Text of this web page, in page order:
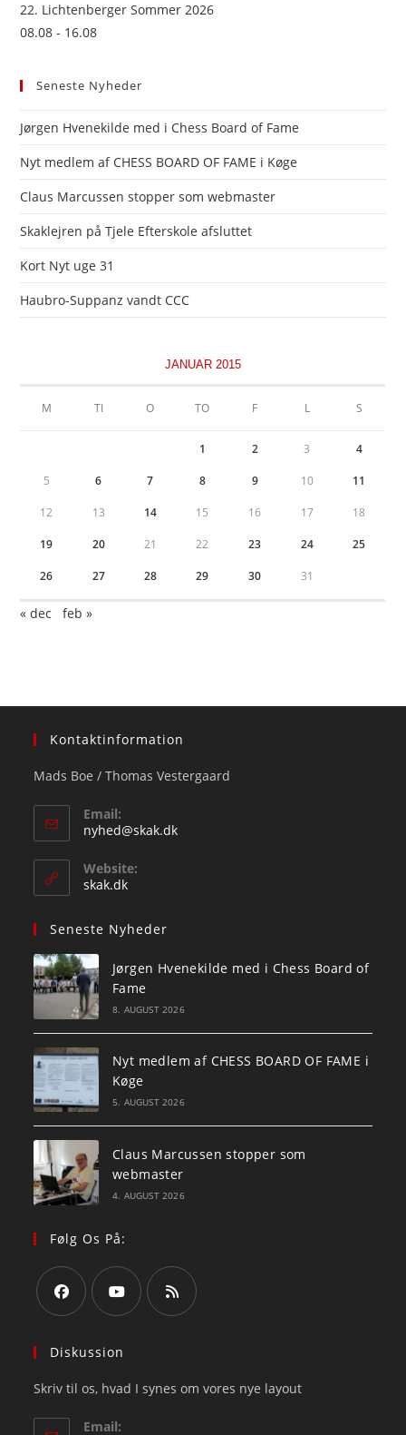
22. Lichtenberger Sommer 2026
08.08 - 16.08
Seneste Nyheder
Jørgen Hvenekilde med i Chess Board of Fame
Nyt medlem af CHESS BOARD OF FAME i Køge
Claus Marcussen stopper som webmaster
Skaklejren på Tjele Efterskole afsluttet
Kort Nyt uge 31
Haubro-Suppanz vandt CCC
JANUAR 2015
M TI O TO F L S
1 2 3 4
5 6 7 8 9 10 11
12 13 14 15 16 17 18
19 20 21 22 23 24 25
26 27 28 29 30 31
« dec feb »
Kontaktinformation
Mads Boe / Thomas Vestergaard
Email:
nyhed@skak.dkOpens
Website:
skak.dk
Seneste Nyheder
Jørgen Hvenekilde med i Chess Board of
Fame
8. AUGUST 2026
Nyt medlem af CHESS BOARD OF FAME i
Køge
5. AUGUST 2026
Claus Marcussen stopper som
webmaster
4. AUGUST 2026
Følg Os På:
in
new
tab
in
new
new
Diskussion
Skriv til os, hvad I synes om vores nye layout
Email: